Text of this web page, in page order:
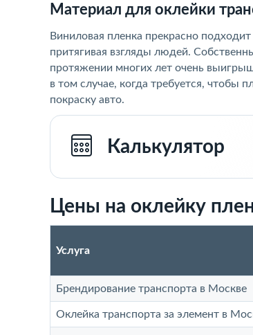
Материал для оклейки
Виниловая пленка прекрасно
притягивая взгляды людей.
протяжении многих лет очень
в том случае, когда требуется, чтобы
покраску авто.
Калькулятор
Цены на оклейку
Услуга
Брендирование транспорта в Москве
Оклейка транспорта за элемент в